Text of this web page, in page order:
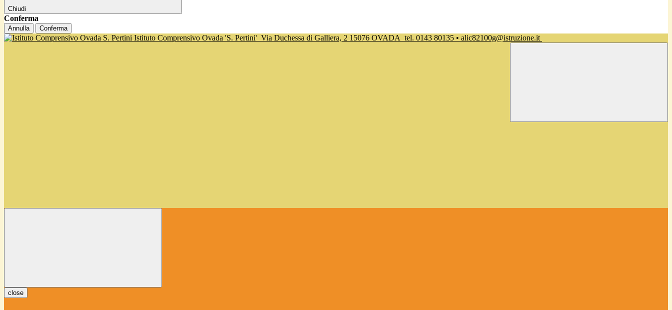
Chiudi
Conferma
Annulla Conferma
Istituto Comprensivo Ovada 'S. Pertini' Via Duchessa di Galliera, 2 15076 OVADA tel. 0143 80135 • alic82100g@istruzione.it
close